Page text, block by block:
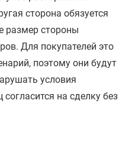
сторона обязуется
размер стороны
Для покупателей это
поэтому они будут
условия
на сделку без